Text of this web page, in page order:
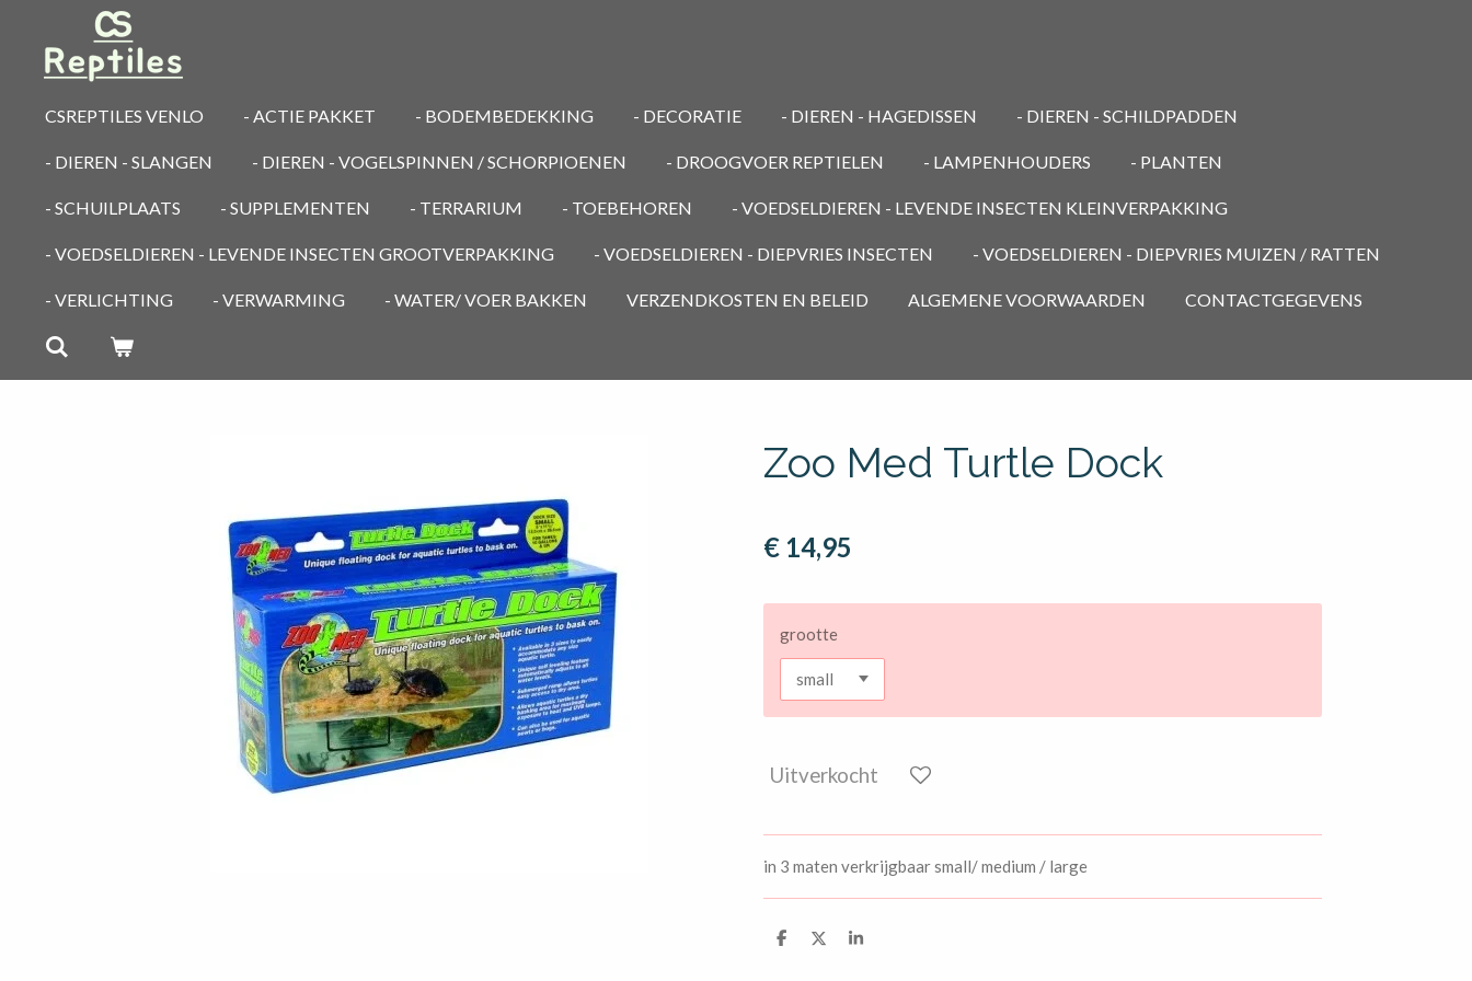
direct
CSREPTILES VENLO - ACTIE PAKKET - BODEMBEDEKKING - DECORATIE - DIEREN - HAGEDISSEN - DIEREN - SCHILDPADDEN
- DIEREN - SLANGEN - DIEREN - VOGELSPINNEN / SCHORPIOENEN - DROOGVOER REPTIELEN - LAMPENHOUDERS - PLANTEN
- SCHUILPLAATS - SUPPLEMENTEN - TERRARIUM - TOEBEHOREN - VOEDSELDIEREN - LEVENDE INSECTEN KLEINVERPAKKING
- VOEDSELDIEREN - LEVENDE INSECTEN GROOTVERPAKKING - VOEDSELDIEREN - DIEPVRIES INSECTEN - VOEDSELDIEREN - DIEPVRIES MUIZEN / RATTEN
- VERLICHTING - VERWARMING - WATER/ VOER BAKKEN VERZENDKOSTEN EN BELEID ALGEMENE VOORWAARDEN CONTACTGEGEVENS
Zoo Med Turtle Dock
€ 14,95
grootte
Uitverkocht
in 3 maten verkrijgbaar small/ medium / large
D
D
S